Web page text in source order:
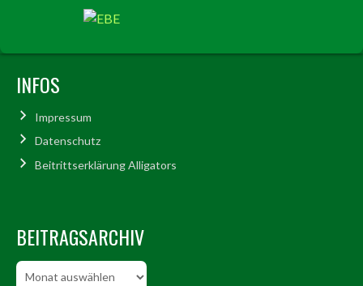
INFOS
Impressum
Datenschutz
Beitrittserklärung Alligators
BEITRAGSARCHIV
Beitragsarchiv